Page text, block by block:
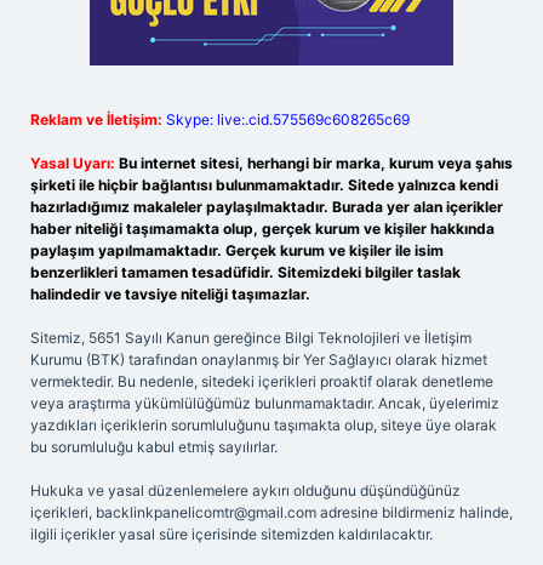
Reklam ve İletişim: Skype: live:.cid.575569c608265c69
Yasal Uyarı: Bu internet sitesi, herhangi bir marka, kurum veya şahıs
şirketi ile hiçbir bağlantısı bulunmamaktadır. Sitede yalnızca kendi
hazırladığımız makaleler paylaşılmaktadır. Burada yer alan içerikler
haber niteliği taşımamakta olup, gerçek kurum ve kişiler hakkında
paylaşım yapılmamaktadır. Gerçek kurum ve kişiler ile isim
benzerlikleri tamamen tesadüfidir. Sitemizdeki bilgiler taslak
halindedir ve tavsiye niteliği taşımazlar.
Sitemiz, 5651 Sayılı Kanun gereğince Bilgi Teknolojileri ve İletişim
Kurumu (BTK) tarafından onaylanmış bir Yer Sağlayıcı olarak hizmet
vermektedir. Bu nedenle, sitedeki içerikleri proaktif olarak denetleme
veya araştırma yükümlülüğümüz bulunmamaktadır. Ancak, üyelerimiz
yazdıkları içeriklerin sorumluluğunu taşımakta olup, siteye üye olarak
bu sorumluluğu kabul etmiş sayılırlar.
Hukuka ve yasal düzenlemelere aykırı olduğunu düşündüğünüz
içerikleri, backlinkpanelicomtr@gmail.com adresine bildirmeniz halinde,
ilgili içerikler yasal süre içerisinde sitemizden kaldırılacaktır.